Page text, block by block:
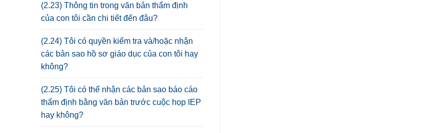
(2.23) Thông tin trong văn bản thẩm định
của con tôi cần chi tiết đến đâu?
(2.24) Tôi có quyền kiểm tra và/hoặc nhận
các bản sao hồ sơ giáo dục của con tôi hay
không?
(2.25) Tôi có thể nhận các bản sao báo cáo
thẩm định bằng văn bản trước cuộc họp IEP
hay không?